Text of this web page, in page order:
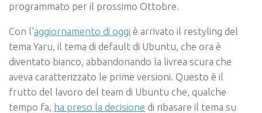
programmato per il prossimo Ottobre.
Con l’aggiornamento di oggi è arrivato il restyling del
tema Yaru, il tema di default di Ubuntu, che ora è
diventato bianco, abbandonando la livrea scura che
aveva caratterizzato le prime versioni. Questo è il
frutto del lavoro del team di Ubuntu che, qualche
tempo fa, ha preso la decisione di ribasare il tema su